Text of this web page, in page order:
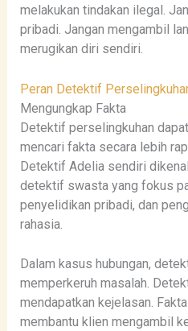
melakukan tindakan ilegal.
pribadi. Jangan mengambil
merugikan diri sendiri.
Peran Detektif
Mengungkap Fakta
Detektif perselingkuhan
mencari fakta secara lebih
Detektif Adelia sendiri
detektif swasta yang fokus
penyelidikan pribadi, dan
rahasia.
Dalam kasus hubungan,
memperkeruh masalah.
mendapatkan kejelasan.
membantu klien mengambil